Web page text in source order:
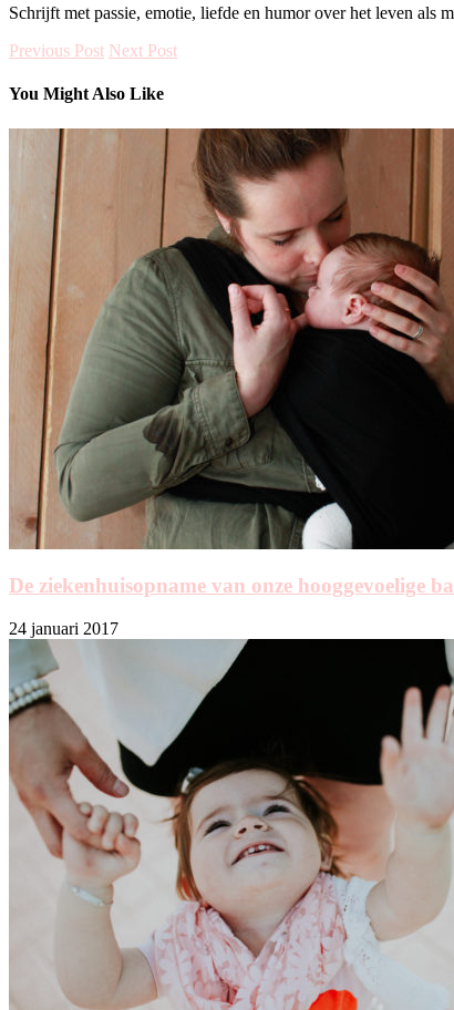
Schrijft met passie, emotie, liefde en humor over het leven als
Previous Post Next Post
You Might Also Like
De ziekenhuisopname van onze hooggevoelige
24 januari 2017